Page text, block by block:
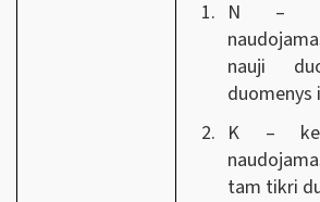
N –
nauji
duomenys
K –
tam tikri